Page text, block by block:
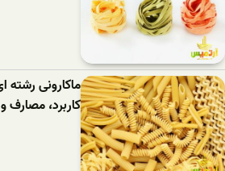
ماکارونی رشته
کاربرد،